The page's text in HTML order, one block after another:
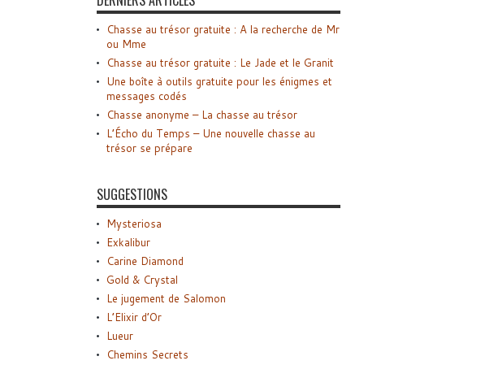
Chasse au trésor gratuite : A la recherche de Mr
ou Mme
Chasse au trésor gratuite : Le Jade et le Granit
Une boîte à outils gratuite pour les énigmes et
messages codés
Chasse anonyme – La chasse au trésor
L’Écho du Temps – Une nouvelle chasse au
trésor se prépare
SUGGESTIONS
Mysteriosa
Exkalibur
Carine Diamond
Gold & Crystal
Le jugement de Salomon
L’Elixir d’Or
Lueur
Chemins Secrets